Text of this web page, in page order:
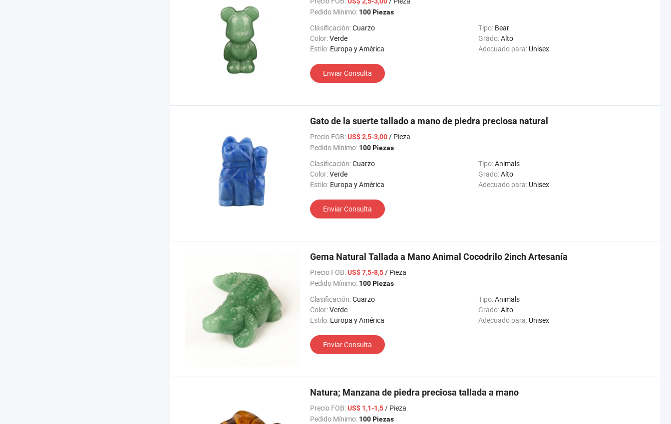
Pedido Mínimo: 100 Piezas
Clasificación:Cuarzo Tipo: Bear
Color:Verde Grado:Alto
Estilo: Europa y América Adecuado para: Unisex
Enviar Consulta
Gato de la suerte tallado a mano de piedra preciosa natural
Precio FOB:US$ 2,5-3,00/ Pieza
Pedido Mínimo: 100 Piezas
Clasificación:Cuarzo Tipo:Animals
Color:Verde Grado:Alto
Estilo: Europa y América Adecuado para: Unisex
Enviar Consulta
Gema Natural Tallada a Mano Animal Cocodrilo 2inch Artesanía
Precio FOB:US$ 7,5-8,5/ Pieza
Pedido Mínimo: 100 Piezas
Clasificación:Cuarzo Tipo:Animals
Color:Verde Grado:Alto
Estilo: Europa y América Adecuado para: Unisex
Enviar Consulta
Natura; Manzana de piedra preciosa tallada a mano
Precio FOB:US$ 1,1-1,5/ Pieza
Pedido Mínimo: 100 Piezas